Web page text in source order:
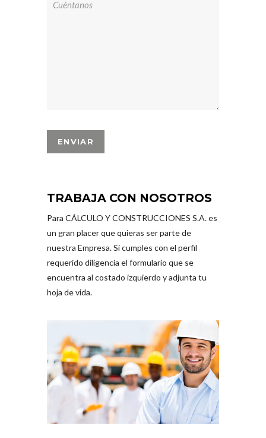
TRABAJA CON NOSOTROS
Para CÁLCULO Y CONSTRUCCIONES S.A. es
un gran placer que quieras ser parte de
nuestra Empresa. Si cumples con el perfil
requerido diligencia el formulario que se
encuentra al costado izquierdo y adjunta tu
hoja de vida.